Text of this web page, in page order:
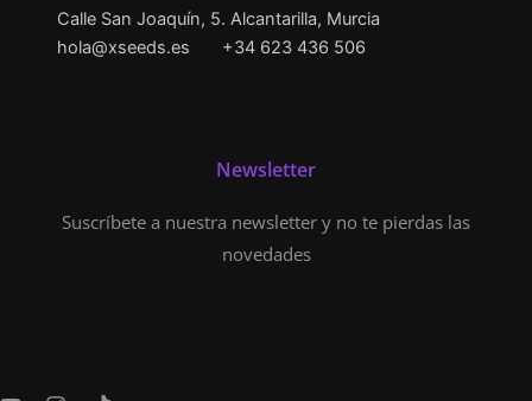
Calle San Joaquín, 5. Alcantarilla, Murcia
hola@xseeds.es
+34 623 436 506
Newsletter
Suscríbete a nuestra newsletter y no te pierdas las
novedades